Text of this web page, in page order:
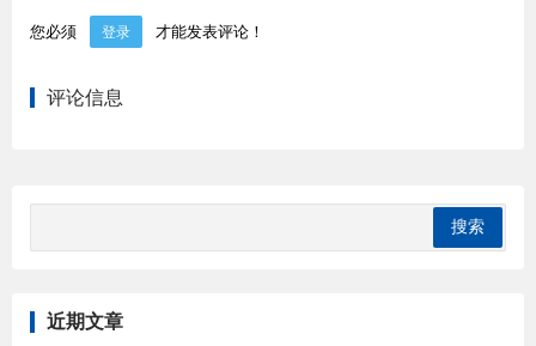
您必须 登录 才能发表评论！
评论信息
近期文章